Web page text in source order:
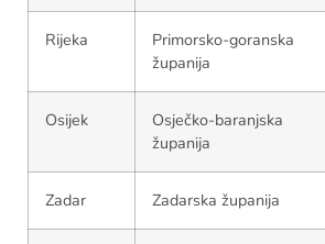
Rijeka
Primorsko-goranska
županija
Osijek
Osječko-baranjska
županija
Zadar Zadarska županija